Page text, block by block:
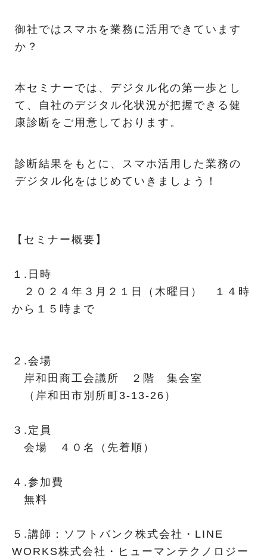
御社ではスマホを業務に活用できています
か？
本セミナーでは、デジタル化の第一歩とし
て、自社のデジタル化状況が把握できる健
康診断をご用意しております。
診断結果をもとに、スマホ活用した業務の
デジタル化をはじめていきましょう！
【セミナー概要】
１.日時
２０２４年３月２１日（木曜日） １４時
から１５時まで
２.会場
岸和田商工会議所 ２階 集会室
（岸和田市別所町3-13-26）
３.定員
会場 ４０名（先着順）
４.参加費
無料
５.講師：ソフトバンク株式会社・LINE
WORKS株式会社・ヒューマンテクノロジー